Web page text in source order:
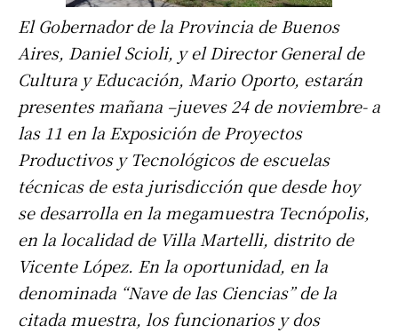
El Gobernador de la Provincia de Buenos
Aires, Daniel Scioli, y el Director General de
Cultura y Educación, Mario Oporto, estarán
presentes mañana –jueves 24 de noviembre- a
las 11 en la Exposición de Proyectos
Productivos y Tecnológicos de escuelas
técnicas de esta jurisdicción que desde hoy
se desarrolla en la megamuestra Tecnópolis,
en la localidad de Villa Martelli, distrito de
Vicente López. En la oportunidad, en la
denominada “Nave de las Ciencias” de la
citada muestra, los funcionarios y dos